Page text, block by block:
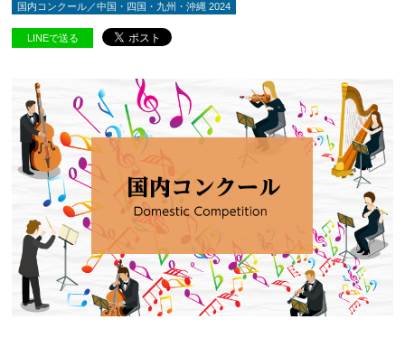
国内コンクール／中国・四国・九州・沖縄 2024
LINEで送る